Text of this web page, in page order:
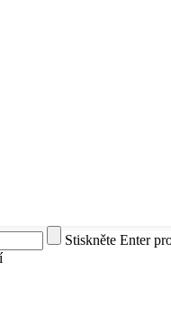
Stiskněte Enter